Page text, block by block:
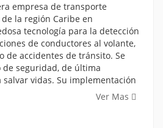
empresa de transporte
la región Caribe en
tecnología para la detección
de conductores al volante,
de accidentes de tránsito. Se
seguridad, de última
vidas. Su implementación
Ver Mas